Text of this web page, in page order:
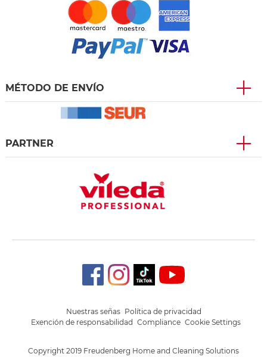
MÉTODO DE ENVÍO
PARTNER
Copyright 2019 Freudenberg Home and Cleaning Solutions
Nuestras señas Política de privacidad
Exención de responsabilidad Compliance Cookie Settings